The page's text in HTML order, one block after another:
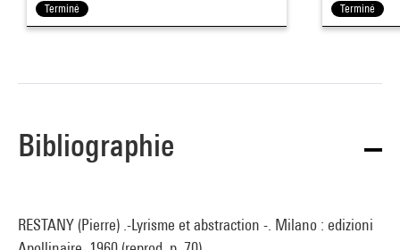
Terminé
Terminé
Bibliographie
RESTANY (Pierre) .-Lyrisme et abstraction -. Milano : edizioni